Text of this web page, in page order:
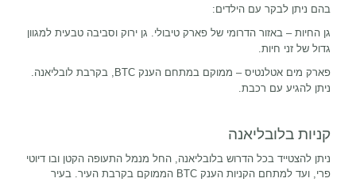
בהם ניתן לבקר עם הילדים:
גן החיות – באזור הדרומי של פארק טיבולי. גן ירוק וסביבה טבעית למגוון
גדול של זני חיות.
פארק מים אטלנטיס – ממוקם במתחם הענק BTC , בקרבת לובליאנה.
ניתן להגיע עם רכבת.
קניות בלובליאנה
ניתן להצטייד בכל הדרוש בלובליאנה, החל מנמל התעופה הקטן ובו דיוטי
פרי, ועד למתחם הקניות הענק BTC הממוקם בקרבת העיר. בעיר